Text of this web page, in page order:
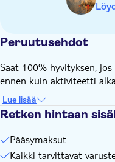
Peruutusehdot
Saat 100% hyvityksen,
ennen kuin aktiviteetti
Lue lisää
Retken hintaan
Pääsymaksut
Kaikki tarvittavat